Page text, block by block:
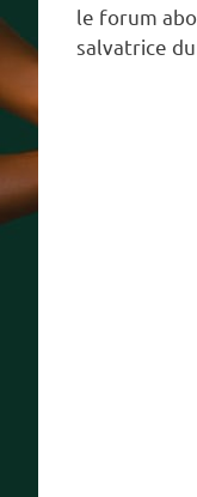
le forum
salvatrice